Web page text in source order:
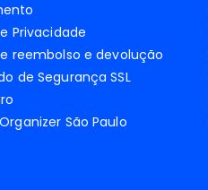
Privacidade
reembolso e devolução
de Segurança SSL
São Paulo